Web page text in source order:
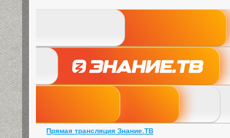
Прямая трансляция Знание.ТВ